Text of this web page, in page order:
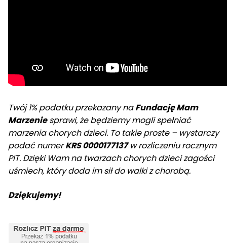
Twój 1% podatku przekazany naFundację Mam
Marzeniesprawi, że będziemy mogli spełniać
marzenia chorych dzieci. To takie proste – wystarczy
podać numerKRS 0000177137w rozliczeniu rocznym
PIT. Dzięki Wam na twarzach chorych dzieci zagości
uśmiech, który doda im sił do walki z chorobą.
Dziękujemy!